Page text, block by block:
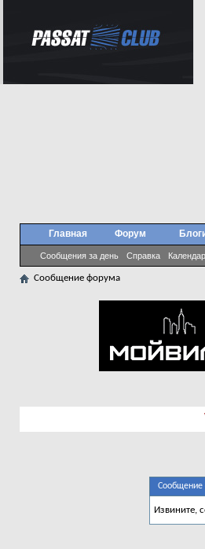
Главная Форум
Сообщения за день Справка
Сообщение форума
Сообщение
Извините,